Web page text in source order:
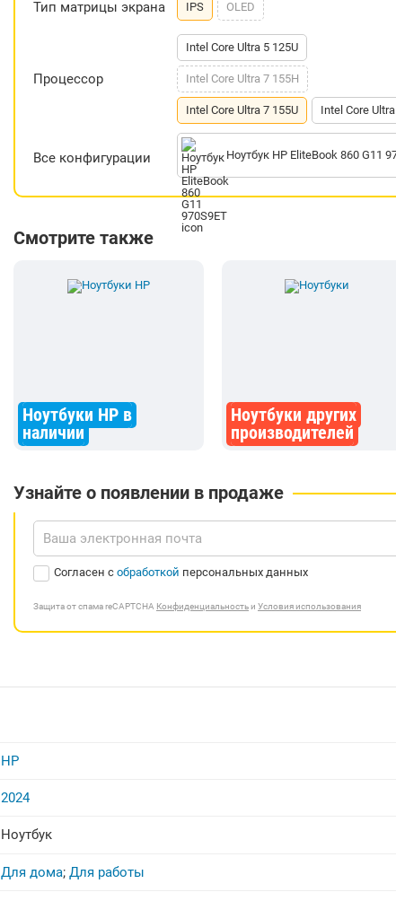
Тип матрицы экрана IPS OLED
Процессор
Intel Core Ultra 5 125U
Intel Core Ultra 7 155H
Intel Core Ultra 7 155U Intel Core
Все конфигурации
Смотрите также
Ноутбуки HP в
наличии
Ноутбуки других
производителей
Узнайте о появлении в продаже
Согласен с обработкой персональных данных
Защита от спама reCAPTCHA Конфиденциальностьи Условия использования
HP
2024
Ноутбук
Для дома; Для работы